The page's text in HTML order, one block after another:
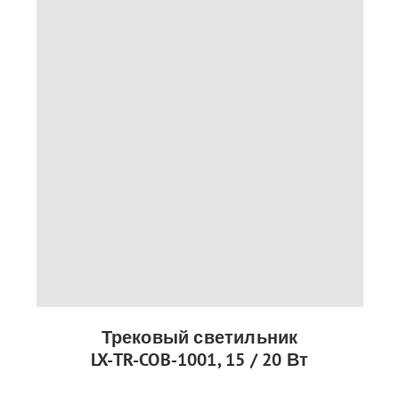
Трековый светильник
LX-TR-COB-1001, 15 / 20 Вт